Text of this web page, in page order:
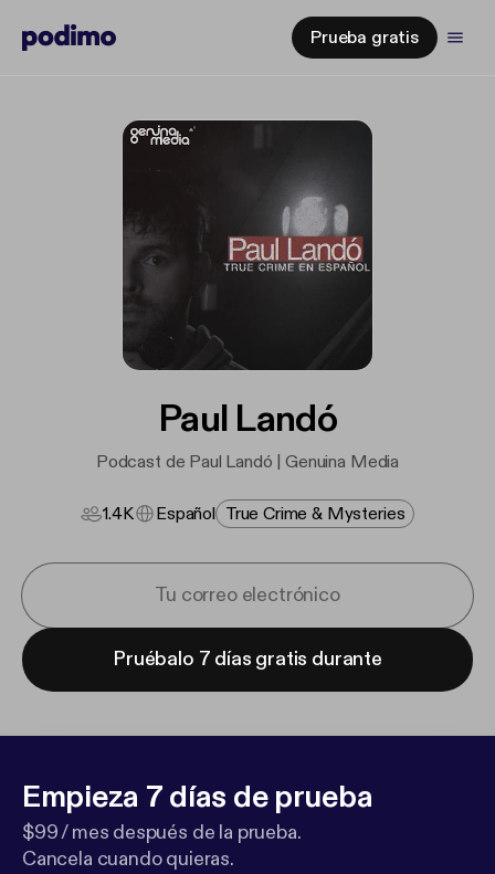
Prueba gratis
Paul Landó
Podcast de Paul Landó | Genuina Media
1.4K Español True Crime & Mysteries
Pruébalo 7 días gratis durante
Empieza 7 días de prueba
$99 / mes después de la prueba.
Cancela cuando quieras.